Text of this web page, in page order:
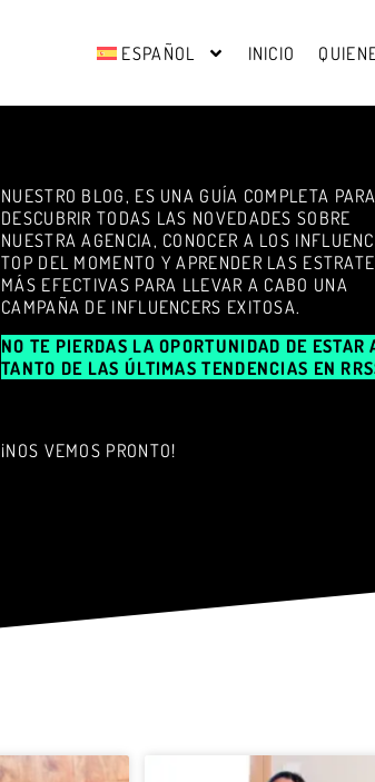
ESPAÑOL INICIO
NUESTRO BLOG, ES UNA GUÍA COMPLETA PARA
DESCUBRIR TODAS LAS NOVEDADES SOBRE
NUESTRA AGENCIA, CONOCER A LOS
TOP DEL MOMENTO Y APRENDER LAS
MÁS EFECTIVAS PARA LLEVAR A CABO UNA
CAMPAÑA DE INFLUENCERS EXITOSA.
NO TE PIERDAS LA OPORTUNIDAD DE ESTAR
TANTO DE LAS ÚLTIMAS TENDENCIAS EN
¡NOS VEMOS PRONTO!